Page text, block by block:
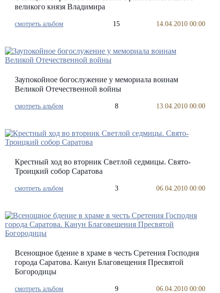
великого князя Владимира
смотреть альбом 15 14.04.2010 00:00
Заупокойное богослужение у мемориала воинам
Великой Отечественной войны
смотреть альбом 8 13.04.2010 00:00
Крестный ход во вторник Светлой седмицы. Свято-
Троицкий собор Саратова
смотреть альбом 3 06.04.2010 00:00
Всенощное бдение в храме в честь Сретения Господня
города Саратова. Канун Благовещения Пресвятой
Богородицы
смотреть альбом 9 06.04.2010 00:00